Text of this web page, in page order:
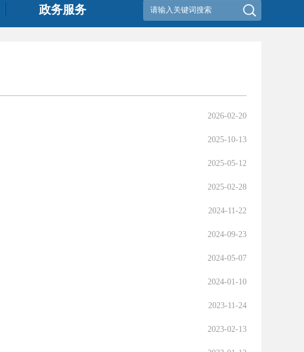
政务服务
2026-02-20
2025-10-13
2025-05-12
2025-02-28
2024-11-22
2024-09-23
2024-05-07
2024-01-10
2023-11-24
2023-02-13